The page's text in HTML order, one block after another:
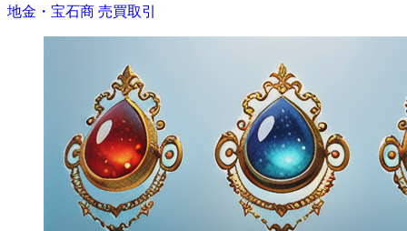
地金・宝石商 売買取引